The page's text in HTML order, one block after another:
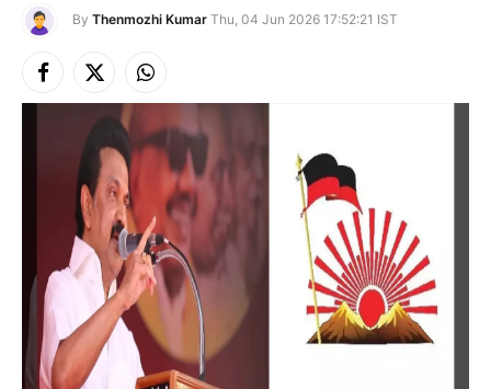
By Thenmozhi Kumar Thu, 04 Jun 2026 17:52:21 IST
Facebook
X
(Twitter)
Instagram